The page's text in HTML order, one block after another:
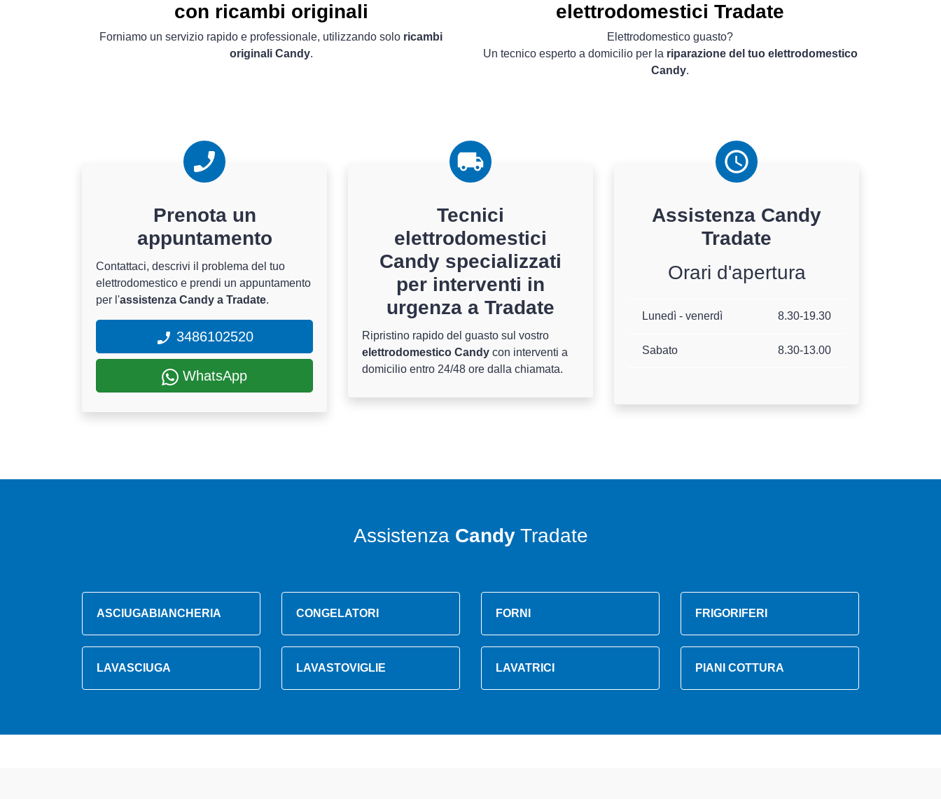
con ricambi originali
Forniamo un servizio rapido e professionale, utilizzando solo ricambi
originali Candy.
elettrodomestici Tradate
Elettrodomestico guasto?
Un tecnico esperto a domicilio per la riparazione del tuo elettrodomestico
Candy.
Prenota un
appuntamento
Contattaci, descrivi il problema del tuo
elettrodomestico e prendi un appuntamento
per l'assistenza Candy a Tradate.
3486102520
WhatsApp
Tecnici
elettrodomestici
Candy specializzati
per interventi in
urgenza a Tradate
Ripristino rapido del guasto sul vostro
elettrodomestico Candy con interventi a
domicilio entro 24/48 ore dalla chiamata.
Assistenza Candy
Tradate
Orari d'apertura
Lunedì - venerdì 8.30-19.30
Sabato 8.30-13.00
Assistenza CandyTradate
ASCIUGABIANCHERIA CONGELATORI FORNI FRIGORIFERI
LAVASCIUGA LAVASTOVIGLIE LAVATRICI PIANI COTTURA